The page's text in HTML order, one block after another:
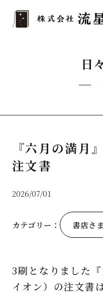
日
『六月の満月
注文書
2026/07/01
カテゴリー： 書店さ
3刷となりました
イオン）の注文書